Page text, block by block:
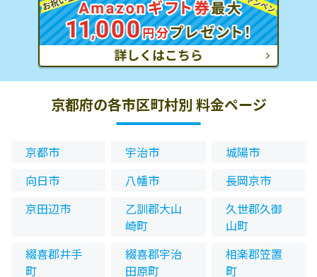
京都府の各市区町村別 料金ページ
京都市 宇治市
城陽市
向日市
八幡市
長岡京市
京田辺市
乙訓郡大山
崎町
久世郡久御
山町
綴喜郡井手
町
綴喜郡宇治
田原町
相楽郡笠置
町